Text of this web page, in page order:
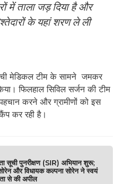
में ताला जड़ दिया है और
के यहां शरण ले ली
मेडिकल टीम के सामने जमकर
फिलहाल सिविल सर्जन की टीम
करने और ग्रामीणों को इस
कर रही है।
सूची पुनरीक्षण (SIR) अभियान शुरू;
और विधायक कल्पना सोरेन ने स्वयं
से की अपील